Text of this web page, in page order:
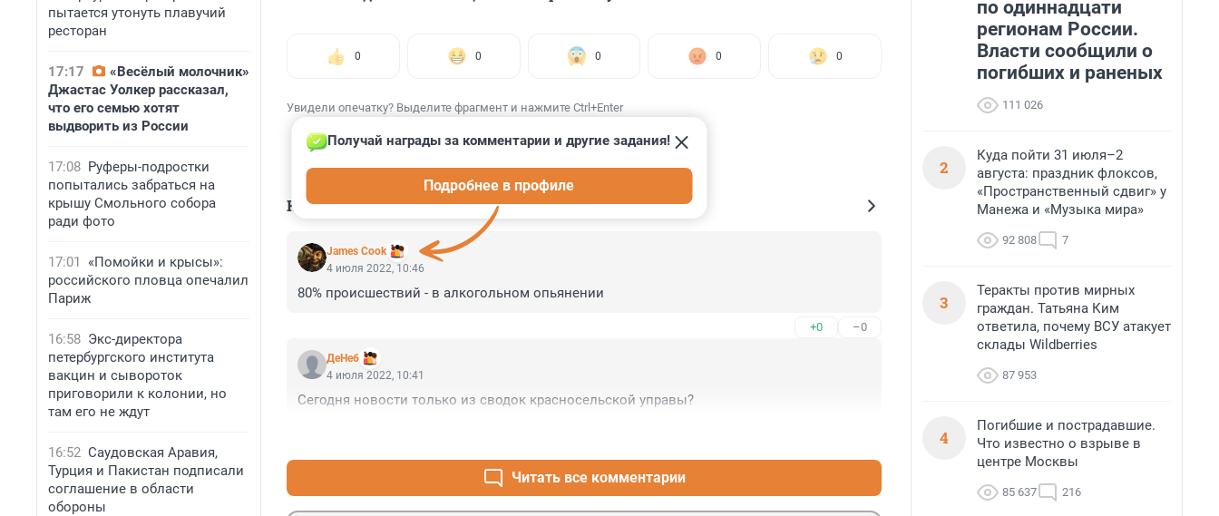
пытается утонуть плавучий
ресторан
17:17
«Весёлый молочник»
Джастас Уолкер рассказал,
что его семью хотят
выдворить из России
17:08 Руферы-подростки
попытались забраться на
крышу Смольного собора
ради фото
17:01
«Помойки и крысы»:
российского пловца опечалил
Париж
16:58 Экс-директора
петербургского института
вакцин и сывороток
приговорили к колонии, но
там его не ждут
16:52 Саудовская Аравия,
Турция и Пакистан подписали
соглашение в области
обороны
0 0 0 0 0
Увидели опечатку? Выделите фрагмент и нажмите Ctrl+Enter
КОММЕНТАРИИ 2
James Cook
Получай награды за комментарии и другие задания!
Подробнее в профиле
4 июля 2022, 10:46
80% происшествий - в алкогольном опьянении
+0 –0
ДеHеб
4 июля 2022, 10:41
Сегодня новости только из сводок красносельской управы?
Читать все комментарии
по одиннадцати
регионам России.
Власти сообщили о
погибших и раненых
111 026
2
Куда пойти 31 июля–2
августа: праздник флоксов,
«Пространственный сдвиг» у
Манежа и «Музыка мира»
92 808 7
3
Теракты против мирных
граждан. Татьяна Ким
ответила, почему ВСУ атакует
склады Wildberries
87 953
4
Погибшие и пострадавшие.
Что известно о взрыве в
центре Москвы
85 637 216